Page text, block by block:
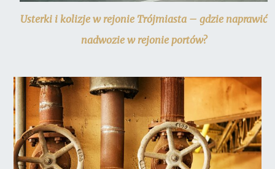
Usterki i kolizje w rejonie Trójmiasta – gdzie naprawić
nadwozie w rejonie portów?